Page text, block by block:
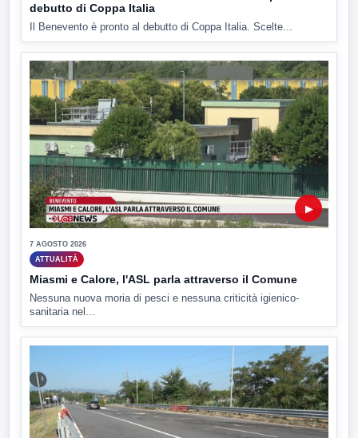
debutto di Coppa Italia
Il Benevento è pronto al debutto di Coppa Italia. Scelte...
▶
7 AGOSTO 2026
ATTUALITÀ
Miasmi e Calore, l'ASL parla attraverso il Comune
Nessuna nuova moria di pesci e nessuna criticità igienico-
sanitaria nel...